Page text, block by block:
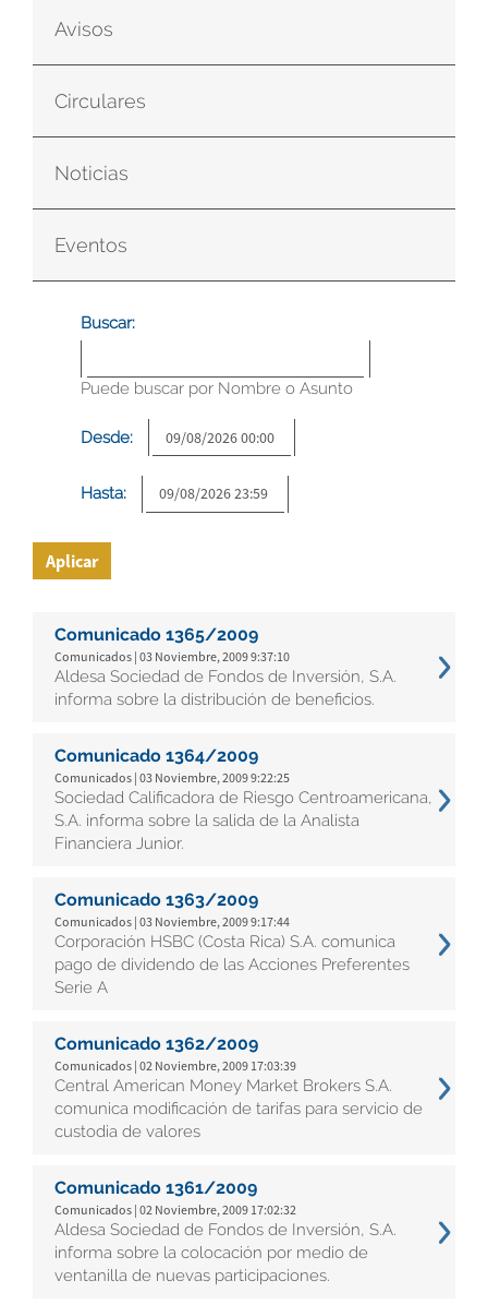
Avisos
Circulares
Noticias
Eventos
Buscar:
Puede buscar por Nombre o Asunto
Desde:
Hasta:
Aplicar
Comunicado 1365/2009
Comunicados | 03 Noviembre, 2009 9:37:10
Aldesa Sociedad de Fondos de Inversión, S.A.
informa sobre la distribución de beneficios.
Comunicado 1364/2009
Comunicados | 03 Noviembre, 2009 9:22:25
Sociedad Calificadora de Riesgo Centroamericana,
S.A. informa sobre la salida de la Analista
Financiera Junior.
Comunicado 1363/2009
Comunicados | 03 Noviembre, 2009 9:17:44
Corporación HSBC (Costa Rica) S.A. comunica
pago de dividendo de las Acciones Preferentes
Serie A
Comunicado 1362/2009
Comunicados | 02 Noviembre, 2009 17:03:39
Central American Money Market Brokers S.A.
comunica modificación de tarifas para servicio de
custodia de valores
Comunicado 1361/2009
Comunicados | 02 Noviembre, 2009 17:02:32
Aldesa Sociedad de Fondos de Inversión, S.A.
informa sobre la colocación por medio de
ventanilla de nuevas participaciones.